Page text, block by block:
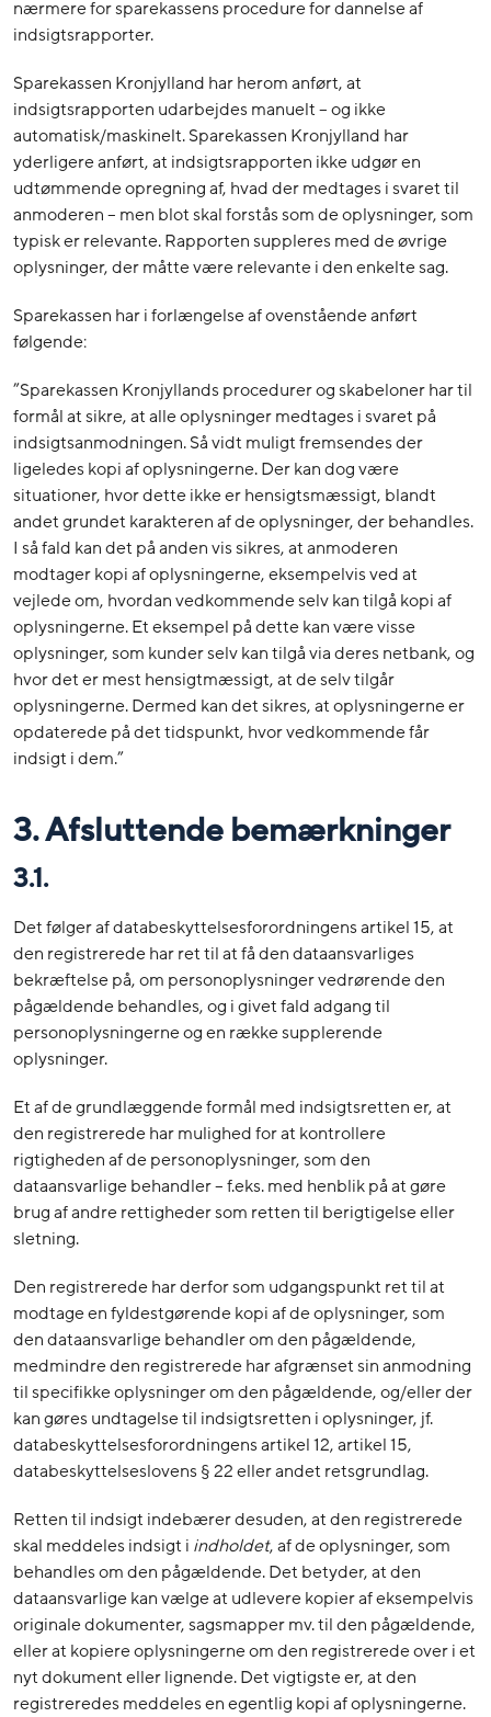
nærmere for sparekassens procedure for dannelse af
indsigtsrapporter.
Sparekassen Kronjylland har herom anført, at
indsigtsrapporten udarbejdes manuelt – og ikke
automatisk/maskinelt. Sparekassen Kronjylland har
yderligere anført, at indsigtsrapporten ikke udgør en
udtømmende opregning af, hvad der medtages i svaret til
anmoderen – men blot skal forstås som de oplysninger, som
typisk er relevante. Rapporten suppleres med de øvrige
oplysninger, der måtte være relevante i den enkelte sag.
Sparekassen har i forlængelse af ovenstående anført
følgende:
”Sparekassen Kronjyllands procedurer og skabeloner har til
formål at sikre, at alle oplysninger medtages i svaret på
indsigtsanmodningen. Så vidt muligt fremsendes der
ligeledes kopi af oplysningerne. Der kan dog være
situationer, hvor dette ikke er hensigtsmæssigt, blandt
andet grundet karakteren af de oplysninger, der behandles.
I så fald kan det på anden vis sikres, at anmoderen
modtager kopi af oplysningerne, eksempelvis ved at
vejlede om, hvordan vedkommende selv kan tilgå kopi af
oplysningerne. Et eksempel på dette kan være visse
oplysninger, som kunder selv kan tilgå via deres netbank, og
hvor det er mest hensigtmæssigt, at de selv tilgår
oplysningerne. Dermed kan det sikres, at oplysningerne er
opdaterede på det tidspunkt, hvor vedkommende får
indsigt i dem.”
3. Afsluttende bemærkninger
3.1.
Det følger af databeskyttelsesforordningens artikel 15, at
den registrerede har ret til at få den dataansvarliges
bekræftelse på, om personoplysninger vedrørende den
pågældende behandles, og i givet fald adgang til
personoplysningerne og en række supplerende
oplysninger.
Et af de grundlæggende formål med indsigtsretten er, at
den registrerede har mulighed for at kontrollere
rigtigheden af de personoplysninger, som den
dataansvarlige behandler – f.eks. med henblik på at gøre
brug af andre rettigheder som retten til berigtigelse eller
sletning.
Den registrerede har derfor som udgangspunkt ret til at
modtage en fyldestgørende kopi af de oplysninger, som
den dataansvarlige behandler om den pågældende,
medmindre den registrerede har afgrænset sin anmodning
til specifikke oplysninger om den pågældende, og/eller der
kan gøres undtagelse til indsigtsretten i oplysninger, jf.
databeskyttelsesforordningens artikel 12, artikel 15,
databeskyttelseslovens § 22 eller andet retsgrundlag.
Retten til indsigt indebærer desuden, at den registrerede
skal meddeles indsigt i indholdet, af de oplysninger, som
behandles om den pågældende. Det betyder, at den
dataansvarlige kan vælge at udlevere kopier af eksempelvis
originale dokumenter, sagsmapper mv. til den pågældende,
eller at kopiere oplysningerne om den registrerede over i et
nyt dokument eller lignende. Det vigtigste er, at den
registreredes meddeles en egentlig kopi af oplysningerne.